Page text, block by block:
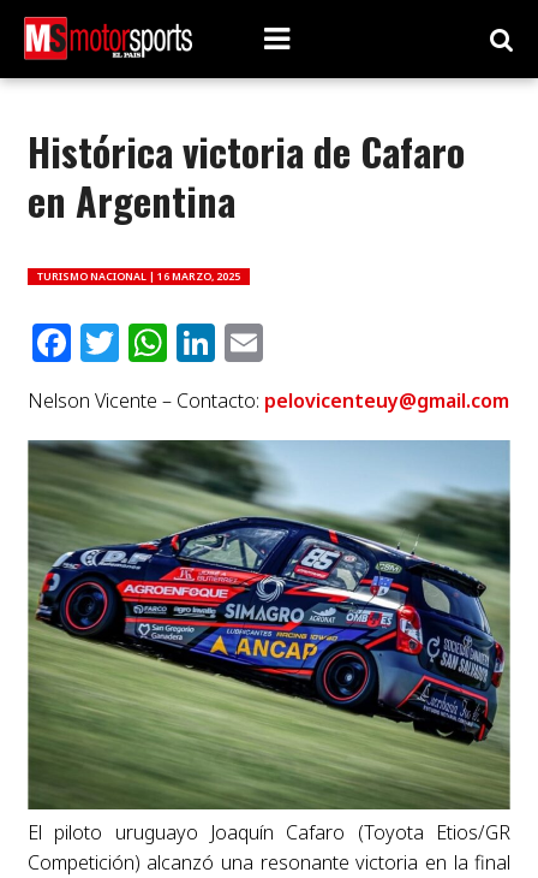
Histórica victoria de Cafaro
en Argentina
TURISMO NACIONAL | 16 MARZO, 2025
Facebook
Twitter
WhatsApp
LinkedIn
Email
Nelson Vicente – Contacto: pelovicenteuy@gmail.com
El piloto uruguayo Joaquín Cafaro (Toyota Etios/GR
Competición) alcanzó una resonante victoria en la final